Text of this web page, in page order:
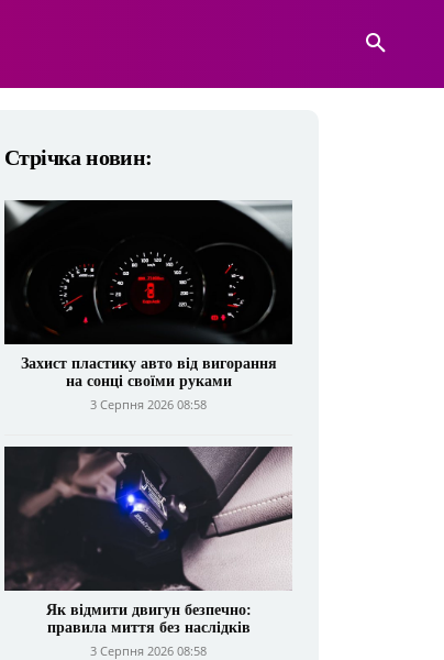
Стрічка новин:
Захист пластику авто від вигорання
на сонці своїми руками
3 Серпня 2026 08:58
Як відмити двигун безпечно:
правила миття без наслідків
3 Серпня 2026 08:58